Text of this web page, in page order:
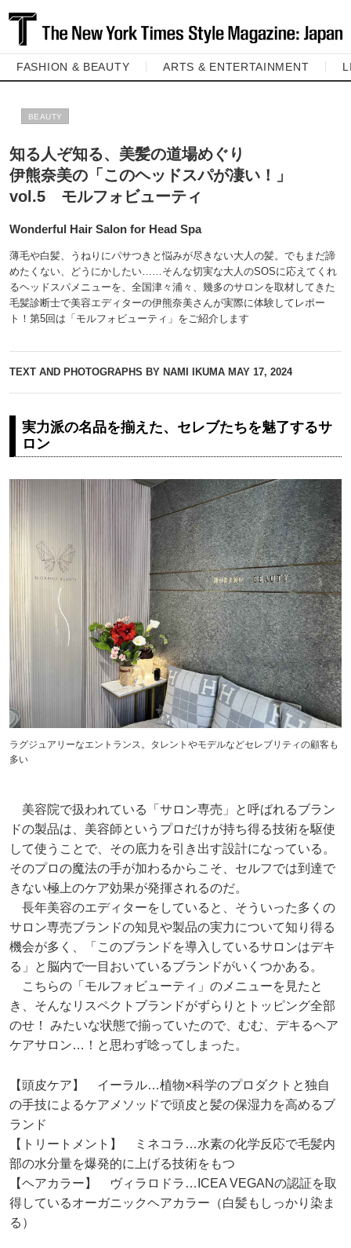
FASHION & BEAUTY ARTS & ENTERTAINMENT
BEAUTY
知る人ぞ知る、美髪の道場めぐり
伊熊奈美の「このヘッドスパが凄い！」
vol.5 モルフォビューティ
Wonderful Hair Salon for Head Spa
薄毛や白髪、うねりにパサつきと悩みが尽きない大人の髪。でもまだ諦
めたくない、どうにかしたい……そんな切実な大人のSOSに応えてくれ
るヘッドスパメニューを、全国津々浦々、幾多のサロンを取材してきた
毛髪診断士で美容エディターの伊熊奈美さんが実際に体験してレポー
ト！第5回は「モルフォビューティ」をご紹介します
TEXT AND PHOTOGRAPHS BY NAMI IKUMAMAY 17, 2024
実力派の名品を揃えた、セレブたちを魅了するサ
ロン
ラグジュアリーなエントランス。タレントやモデルなどセレブリティの顧客も
多い
美容院で扱われている「サロン専売」と呼ばれるブラン
ドの製品は、美容師というプロだけが持ち得る技術を駆使
して使うことで、その底力を引き出す設計になっている。
そのプロの魔法の手が加わるからこそ、セルフでは到達で
きない極上のケア効果が発揮されるのだ。
長年美容のエディターをしていると、そういった多くの
サロン専売ブランドの知見や製品の実力について知り得る
機会が多く、「このブランドを導入しているサロンはデキ
る」と脳内で一目おいているブランドがいくつかある。
こちらの「モルフォビューティ」のメニューを見たと
き、そんなリスペクトブランドがずらりとトッピング全部
のせ！ みたいな状態で揃っていたので、むむ、デキるヘア
ケアサロン…！と思わず唸ってしまった。
【頭皮ケア】 イーラル…植物×科学のプロダクトと独自
の手技によるケアメソッドで頭皮と髪の保湿力を高めるブ
ランド
【トリートメント】 ミネコラ…水素の化学反応で毛髪内
部の水分量を爆発的に上げる技術をもつ
【ヘアカラー】 ヴィラロドラ…ICEA VEGANの認証を取
得しているオーガニックヘアカラー（白髪もしっかり染ま
る）